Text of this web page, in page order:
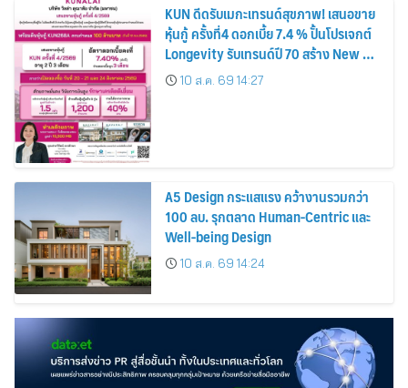
KUN ดีดรับเมกะเทรนด์สุขภาพ! เสนอขาย
หุ้นกู้ ครั้งที่4 ดอกเบี้ย 7.4 % ปั้นโปรเจกต์
Longevity รับเทรนด์ปี 70 สร้าง New S-
Curve
10 ส.ค. 69 14:27
A5 Design กระแสแรง คว้างานรวมกว่า
100 ลบ. รุกตลาด Human-Centric และ
Well-being Design
10 ส.ค. 69 14:24